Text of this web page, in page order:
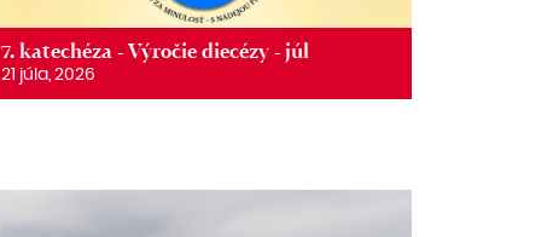
7. katechéza - Výročie diecézy - júl
21 júla, 2026